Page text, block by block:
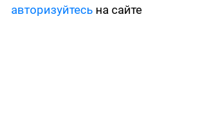
авторизуйтесь на сайте